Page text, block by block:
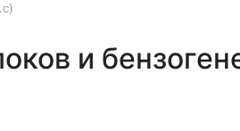
и